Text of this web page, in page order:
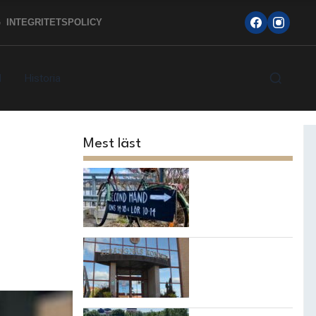
INTEGRITETSPOLICY
Historia
Mest läst